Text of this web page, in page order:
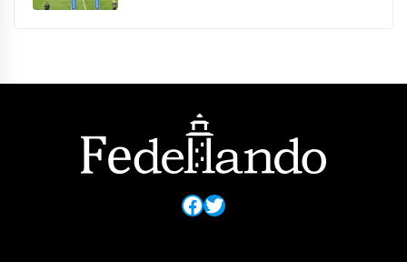
Facebook
Twitter